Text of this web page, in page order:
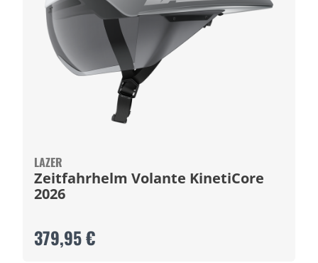
LAZER
Zeitfahrhelm Volante KinetiCore
2026
379,95 €